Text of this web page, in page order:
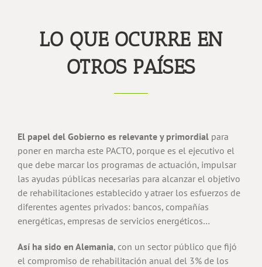
LO QUE OCURRE EN
OTROS PAÍSES
El papel del Gobierno es relevante y primordial para
poner en marcha este PACTO, porque es el ejecutivo el
que debe marcar los programas de actuación, impulsar
las ayudas públicas necesarias para alcanzar el objetivo
de rehabilitaciones establecido y atraer los esfuerzos de
diferentes agentes privados: bancos, compañías
energéticas, empresas de servicios energéticos…
Así ha sido en Alemania, con un sector público que fijó
el compromiso de rehabilitación anual del 3% de los